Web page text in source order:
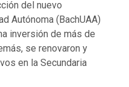
del nuevo
Autónoma (BachUAA)
inversión de más de
se renovaron y
en la Secundaria